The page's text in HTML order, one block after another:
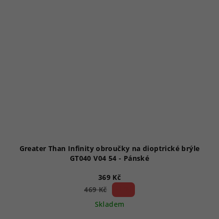
Greater Than Infinity obroučky na dioptrické brýle
GT040 V04 54 - Pánské
369 Kč
469 Kč
Skladem